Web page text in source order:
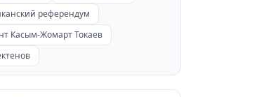
референдум
Касым-Жомарт Токаев